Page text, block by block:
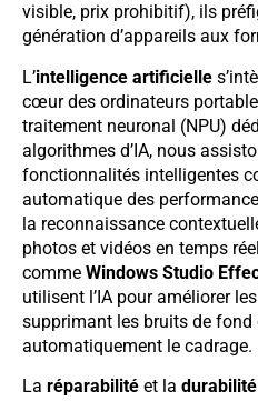
visible, prix prohibitif), ils
génération d’appareils aux
L’intelligence artificielle
cœur des ordinateurs
traitement neuronal (NPU)
algorithmes d’IA, nous
fonctionnalités intelligentes
automatique des
la reconnaissance
photos et vidéos en temps
comme Windows Studio
utilisent l’IA pour améliorer
supprimant les bruits de fond
automatiquement le cadrage.
La réparabilité et la durabilité